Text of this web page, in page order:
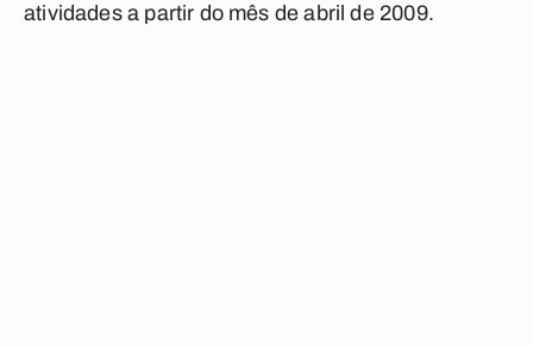
atividades a partir do mês de abril de 2009.